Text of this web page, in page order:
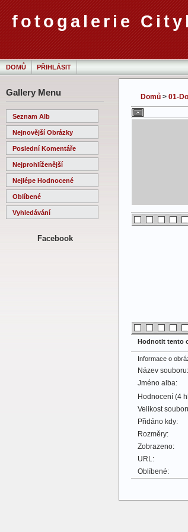
fotogalerie
DOMŮ PŘIHLÁSIT
Gallery Menu
Seznam Alb
Nejnovější Obrázky
Poslední Komentáře
Nejprohlíženější
Nejlépe Hodnocené
Oblíbené
Vyhledávání
Facebook
Domů > 01-
Hodnotit tento
Informace o
Název souboru:
Jméno alba:
Hodnocení (4
Velikost
Přidáno kdy:
Rozměry:
Zobrazeno:
URL:
Oblíbené: